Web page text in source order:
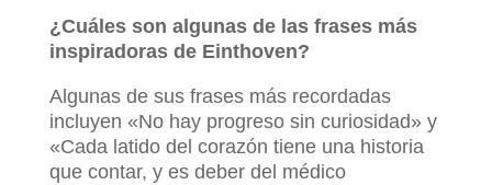
¿Cuáles son algunas de las frases más
inspiradoras de Einthoven?
Algunas de sus frases más recordadas
incluyen «No hay progreso sin curiosidad» y
«Cada latido del corazón tiene una historia
que contar, y es deber del médico